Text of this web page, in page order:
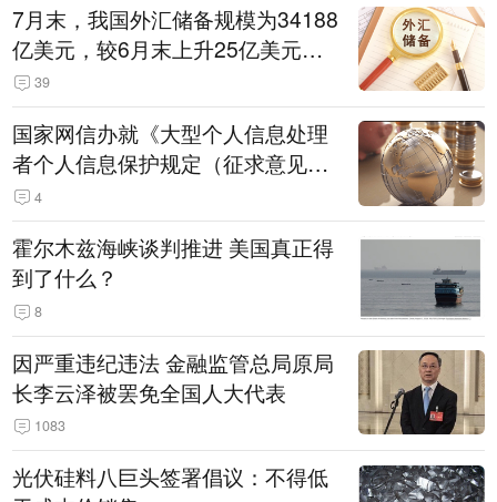
7月末，我国外汇储备规模为34188
亿美元，较6月末上升25亿美元，
升幅为0.07%
39
国家网信办就《大型个人信息处理
者个人信息保护规定（征求意见
稿）》公开征求意见
4
霍尔木兹海峡谈判推进 美国真正得
到了什么？
8
因严重违纪违法 金融监管总局原局
长李云泽被罢免全国人大代表
1083
光伏硅料八巨头签署倡议：不得低